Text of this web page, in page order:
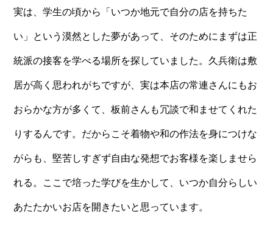
実は、学生の頃から「いつか地元で自分の店を持ちた
い」という漠然とした夢があって、そのためにまずは正
統派の接客を学べる場所を探していました。久兵衛は敷
居が高く思われがちですが、実は本店の常連さんにもお
おらかな方が多くて、板前さんも冗談で和ませてくれた
りするんです。だからこそ着物や和の作法を身につけな
がらも、堅苦しすぎず自由な発想でお客様を楽しませら
れる。ここで培った学びを生かして、いつか自分らしい
あたたかいお店を開きたいと思っています。